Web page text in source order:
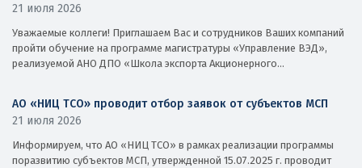
21 июля 2026
Уважаемые коллеги! Приглашаем Вас и сотрудников Ваших компаний
пройти обучение на программе магистратуры «Управление ВЭД»,
реализуемой АНО ДПО «Школа экспорта Акционерного...
АО «НИЦ ТСО» проводит отбор заявок от субъектов МСП
21 июля 2026
Информируем, что АО «НИЦ ТСО» в рамках реализации программы
поразвитию субъектов МСП, утвержденной 15.07.2025 г. проводит